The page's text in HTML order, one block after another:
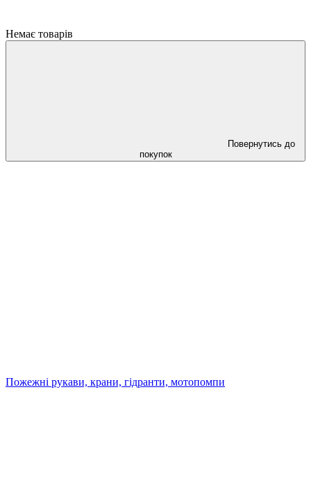
Немає товарів
Повернутись до
покупок
Пожежні рукави, крани, гідранти, мотопомпи